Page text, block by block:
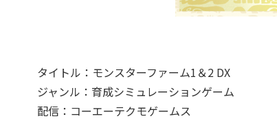
タイトル：モンスターファーム1＆2 DX
ジャンル：育成シミュレーションゲーム
配信：コーエーテクモゲームス